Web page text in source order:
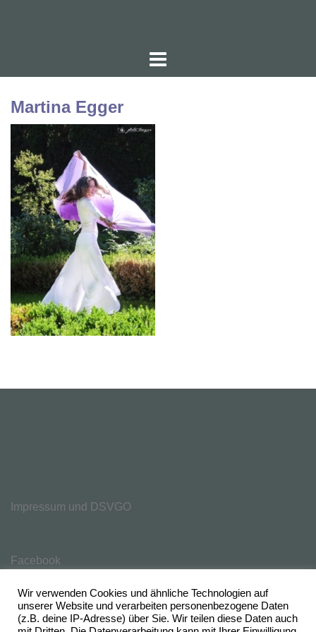
Martina Egger
Impressum und DSVGO
Facebook
Wir verwenden Cookies und ähnliche Technologien auf
unserer Website und verarbeiten personenbezogene Daten
(z.B. deine IP-Adresse) über Sie. Wir teilen diese Daten auch